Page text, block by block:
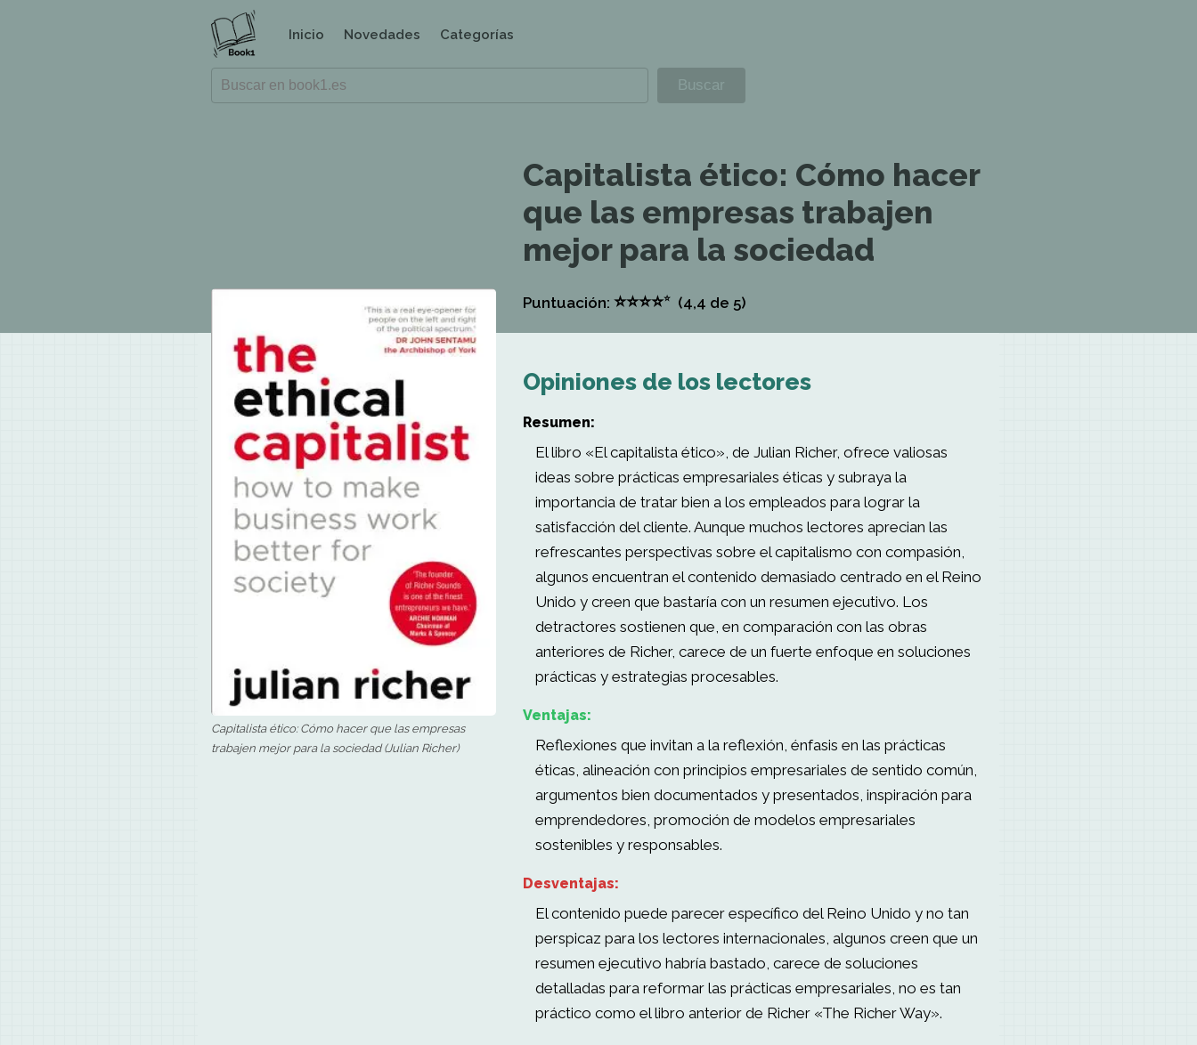
Inicio Novedades Categorías
Capitalista ético: Cómo hacer
que las empresas trabajen
mejor para la sociedad
Puntuación: ⭐⭐⭐⭐⭐ (4,4 de 5)
Capitalista ético: Cómo hacer que las empresas
trabajen mejor para la sociedad (Julian Richer)
Opiniones de los lectores
Resumen:
El libro «El capitalista ético», de Julian Richer, ofrece valiosas
ideas sobre prácticas empresariales éticas y subraya la
importancia de tratar bien a los empleados para lograr la
satisfacción del cliente. Aunque muchos lectores aprecian las
refrescantes perspectivas sobre el capitalismo con compasión,
algunos encuentran el contenido demasiado centrado en el Reino
Unido y creen que bastaría con un resumen ejecutivo. Los
detractores sostienen que, en comparación con las obras
anteriores de Richer, carece de un fuerte enfoque en soluciones
prácticas y estrategias procesables.
Ventajas:
Reflexiones que invitan a la reflexión, énfasis en las prácticas
éticas, alineación con principios empresariales de sentido común,
argumentos bien documentados y presentados, inspiración para
emprendedores, promoción de modelos empresariales
sostenibles y responsables.
Desventajas:
El contenido puede parecer específico del Reino Unido y no tan
perspicaz para los lectores internacionales, algunos creen que un
resumen ejecutivo habría bastado, carece de soluciones
detalladas para reformar las prácticas empresariales, no es tan
práctico como el libro anterior de Richer «The Richer Way».